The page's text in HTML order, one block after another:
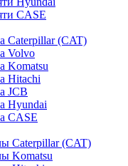
CASE
Caterpillar (CAT)
Volvo
Komatsu
Hitachi
JCB
Hyundai
CASE
Caterpillar (CAT)
Komatsu